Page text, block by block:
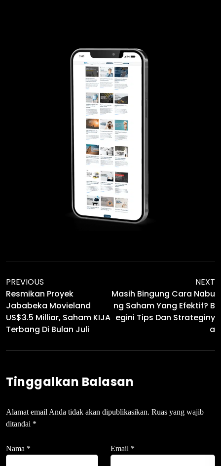
PREVIOUS
Resmikan Proyek
Jababeka Movieland
US$3.5 Milliar, Saham KIJA
Terbang Di Bulan Juli
NEXT
Masih Bingung Cara Nabu
Ng Saham Yang Efektif? B
Egini Tips Dan Strateginy
A
Tinggalkan Balasan
Alamat email Anda tidak akan dipublikasikan. Ruas yang wajib
ditandai *
Nama * Email *